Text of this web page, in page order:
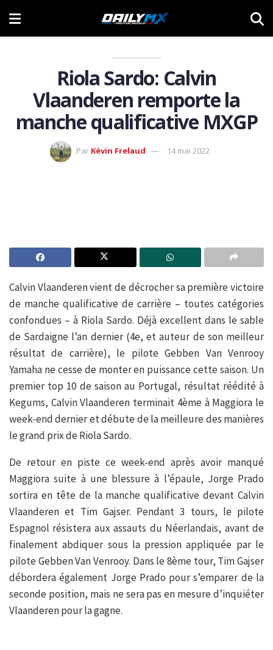
Riola Sardo: Calvin
Vlaanderen remporte la
manche qualificative MXGP
Par Kévin Frelaud 14 mai 2022
Calvin Vlaanderen vient de décrocher sa première victoire
de manche qualificative de carrière – toutes catégories
confondues – à Riola Sardo. Déjà excellent dans le sable
de Sardaigne l’an dernier (4e, et auteur de son meilleur
résultat de carrière), le pilote Gebben Van Venrooy
Yamaha ne cesse de monter en puissance cette saison. Un
premier top 10 de saison au Portugal, résultat réédité à
Kegums, Calvin Vlaanderen terminait 4ème à Maggiora le
week-end dernier et débute de la meilleure des manières
le grand prix de Riola Sardo.
De retour en piste ce week-end après avoir manqué
Maggiora suite à une blessure à l’épaule, Jorge Prado
sortira en tête de la manche qualificative devant Calvin
Vlaanderen et Tim Gajser. Pendant 3 tours, le pilote
Espagnol résistera aux assauts du Néerlandais, avant de
finalement abdiquer sous la pression appliquée par le
pilote Gebben Van Venrooy. Dans le 8ème tour, Tim Gajser
débordera également Jorge Prado pour s’emparer de la
seconde position, mais ne sera pas en mesure d’inquiéter
Vlaanderen pour la gagne.